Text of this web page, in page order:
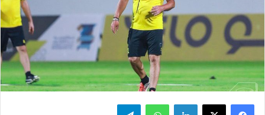
فيسبوك ‫X لينكدإن واتساب تيلقرام